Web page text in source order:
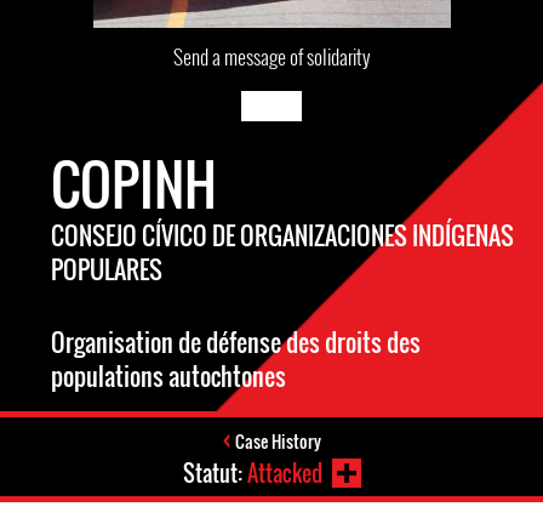
Send a message of solidarity
COPINH
CONSEJO CÍVICO DE ORGANIZACIONES INDÍGENAS
POPULARES
Organisation de défense des droits des
populations autochtones
Case History
Statut:Attacked